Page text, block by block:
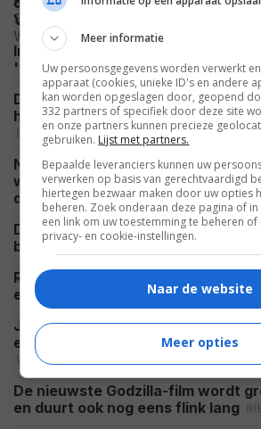
Verhoeven naar Frankrijk
Inspiratiebron haalt opnieuw
'The Odyssey': "Emotioneel leeg"
Deze poster voor 'The Mummy'
het VK, regisseur reageert: "Ze is
NIEUWS
Na de derde 'Avatar' weet James
wat hij in "zijn laatste periode" als
doenNIEUWS
Deze week verschijnen er veel
bioscoop: dit zijn alle 10 titels op
Romy Monteiro viert haar
en deelt prachtig uitzicht: "All I
Jason Statham gaat weer
en laat zien waarom hij nog altijd
VIDEO
De nieuwste Godzilla-film wordt
en duurt ook nog eens flink lang
Meer informatie
Uw persoonsgegevens worden verwerkt
apparaat (cookies, unieke ID's en andere
kan worden opgeslagen door, geopend
332 partners of specifiek door deze site
en onze partners kunnen precieze
gebruiken. Lijst met partners.
Bepaalde leveranciers kunnen uw
verwerken op basis van gerechtvaardigd
hiertegen bezwaar maken door uw opties
beheren. Zoek onderaan deze pagina of
een link om uw toestemming te beheren of
privacy- en cookie-instellingen.
Naar de website
Meer opties